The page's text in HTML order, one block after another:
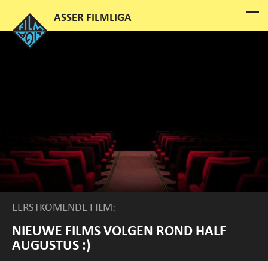
EERSTKOMENDE FILM:
NIEUWE FILMS VOLGEN ROND HALF
AUGUSTUS :)